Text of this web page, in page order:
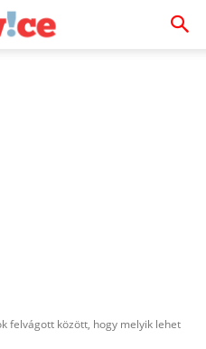
felvágott között, hogy melyik lehet